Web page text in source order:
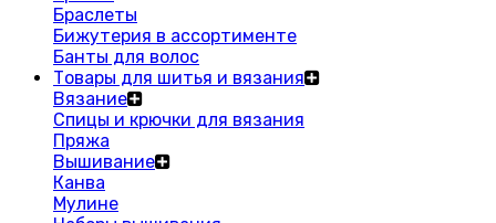
Браслеты
Бижутерия в ассортименте
Банты для волос
Товары для шитья и вязания
Вязание
Спицы и крючки для вязания
Пряжа
Вышивание
Канва
Мулине